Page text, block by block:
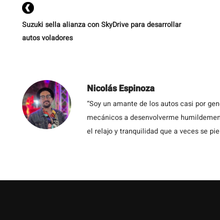
Suzuki sella alianza con SkyDrive para desarrollar
autos voladores
Nicolás Espinoza
“Soy un amante de los autos casi por
mecánicos a desenvolverme
el relajo y tranquilidad que a veces se